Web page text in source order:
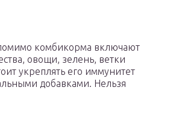
комбикорма включают
овощи, зелень, ветки
укреплять его иммунитет
добавками. Нельзя